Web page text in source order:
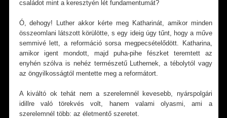
családot mint a keresztyén lét fundamentumát?
Ó, dehogy! Luther akkor kérte meg Katharinát, amikor minden
összeomlani látszott körülötte, s egy ideig úgy tűnt, hogy a műve
semmivé lett, a reformáció sorsa megpecsételődött. Katharina,
amikor igent mondott, majd puha-pihe fészket teremtett az
enyhén szólva is nehéz természetű Luthernek, a tébolytól vagy
az öngyilkosságtól mentette meg a reformátort.
A kiváltó ok tehát nem a szerelemnél kevesebb, nyárspolgári
idillre való törekvés volt, hanem valami olyasmi, ami a
szerelemnél több: az életmentő szeretet.